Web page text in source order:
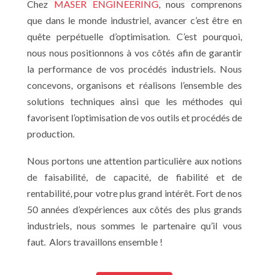
Chez MASER ENGINEERING, nous comprenons
que dans le monde industriel, avancer c’est être en
quête perpétuelle d’optimisation. C’est pourquoi,
nous nous positionnons à vos côtés afin de garantir
la performance de vos procédés industriels. Nous
concevons, organisons et réalisons l’ensemble des
solutions techniques ainsi que les méthodes qui
favorisent l’optimisation de vos outils et procédés de
production.
Nous portons une attention particulière aux notions
de faisabilité, de capacité, de fiabilité et de
rentabilité, pour votre plus grand intérêt. Fort de nos
50 années d’expériences aux côtés des plus grands
industriels, nous sommes le partenaire qu’il vous
faut. Alors travaillons ensemble !